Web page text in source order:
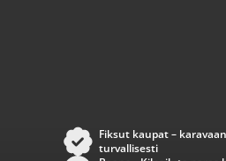
Fiksut kaupat –
turvallisesti